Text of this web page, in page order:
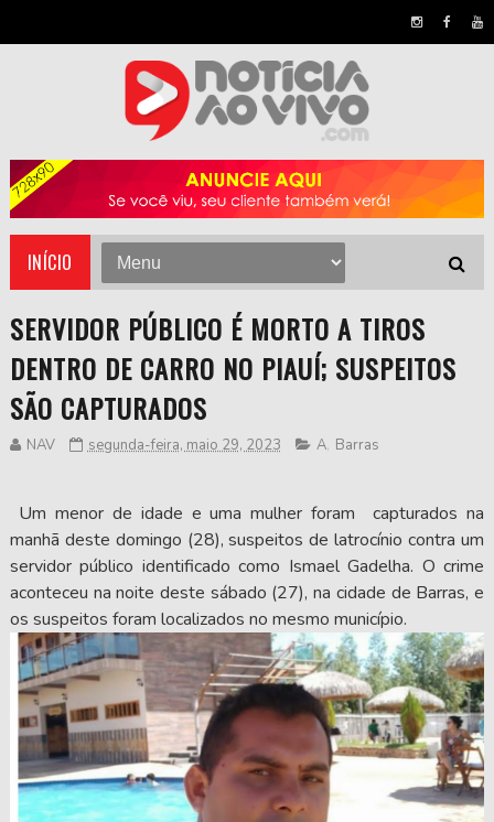
INÍCIO
SERVIDOR PÚBLICO É MORTO A TIROS
DENTRO DE CARRO NO PIAUÍ; SUSPEITOS
SÃO CAPTURADOS
NAV segunda-feira, maio 29, 2023 A, Barras
Um menor de idade e uma mulher foram capturados na
manhã deste domingo (28), suspeitos de latrocínio contra um
servidor público identificado como Ismael Gadelha. O crime
aconteceu na noite deste sábado (27), na cidade de Barras, e
os suspeitos foram localizados no mesmo município.